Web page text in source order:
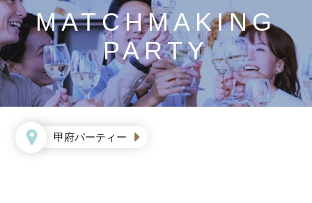
MATCHMAKING
PARTY
甲府パーティー